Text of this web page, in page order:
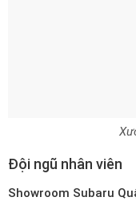
Đội ngũ nhân viên
Showroom Subaru